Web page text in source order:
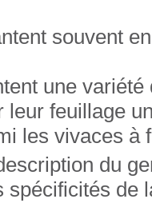
souvent
une
leur feuillage
les vivaces à
du
spécificités de